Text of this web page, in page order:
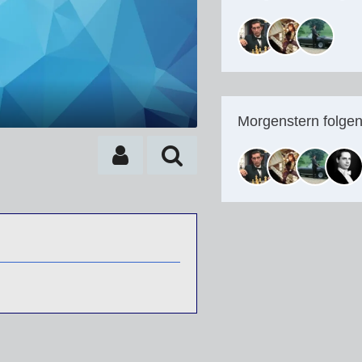
Morgenstern folgen